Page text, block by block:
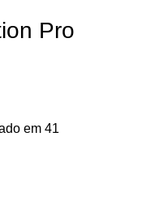
Pro
em 41